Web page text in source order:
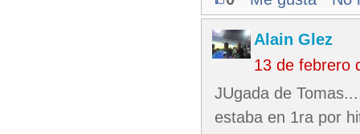
Alain Glez
13 de febrero
JUgada de
estaba en 1ra por